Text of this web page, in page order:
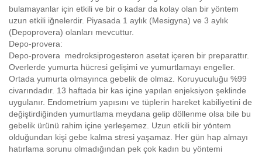
bulamayanlar için etkili ve bir o kadar da kolay olan bir yöntem
uzun etkili iğnelerdir. Piyasada 1 aylık (Mesigyna) ve 3 aylık
(Depoprovera) olanları mevcuttur.
Depo-provera:
Depo-provera medroksiprogesteron asetat içeren bir preparattır.
Overlerde yumurta hücresi gelişimi ve yumurtlamayı engeller.
Ortada yumurta olmayınca gebelik de olmaz. Koruyuculuğu %99
civarındadır. 13 haftada bir kas içine yapılan enjeksiyon şeklinde
uygulanır. Endometrium yapısını ve tüplerin hareket kabiliyetini de
değiştirdiğinden yumurtlama meydana gelip döllenme olsa bile bu
gebelik ürünü rahim içine yerleşemez. Uzun etkili bir yöntem
olduğundan kişi gebe kalma stresi yaşamaz. Her gün hap almayı
hatırlama sorunu olmadığından pek çok kadın bu yöntemi